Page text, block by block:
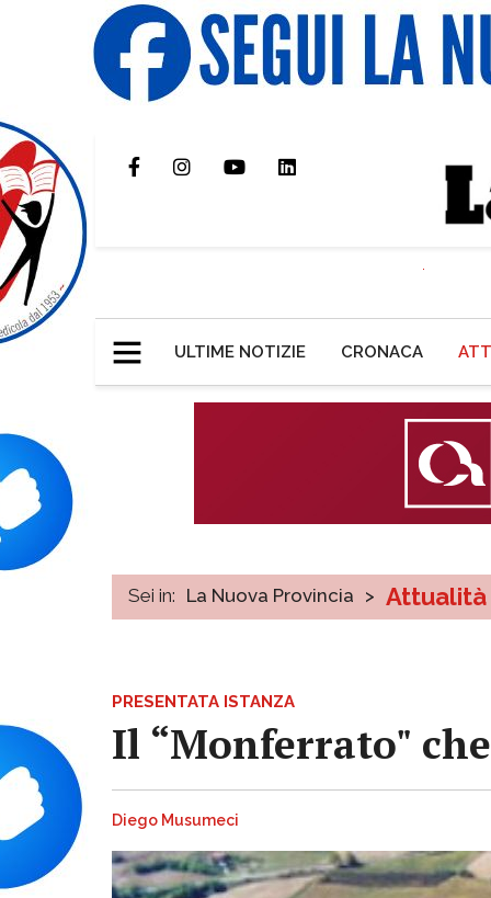
ULTIME NOTIZIE CRONACA
Sei in: La Nuova Provincia > Attualità
PRESENTATA ISTANZA
Il “Monferrato"
Diego Musumeci